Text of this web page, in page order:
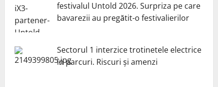
festivalul Untold 2026. Surpriza pe care
bavarezii au pregătit-o festivalierilor
Sectorul 1 interzice trotinetele electrice
în parcuri. Riscuri și amenzi